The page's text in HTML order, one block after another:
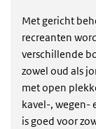
Met gericht
recreanten
verschillende
zowel oud als
met open
kavel-, wegen-
is goed voor